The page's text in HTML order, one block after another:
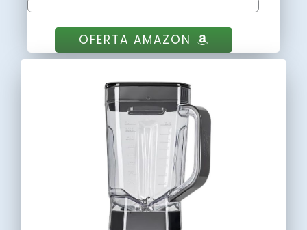
OFERTA AMAZON